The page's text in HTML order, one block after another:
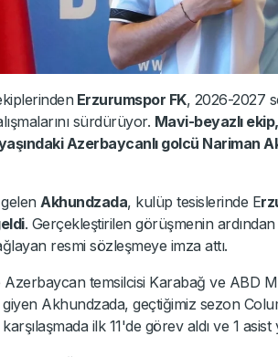
Erzurumspor FK, 2026-2027
sürdürüyor. Mavi-beyazlı
yaşındaki Azerbaycanlı golcü Nariman
Akhundzada, kulüp tesislerinde E
. Gerçekleştirilen görüşmenin
resmi sözleşmeye imza attı.
Azerbaycan temsilcisi Karabağ ve ABD
giyen Akhundzada, geçtiğimiz sezon
ilk 11'de görev aldı ve 1 asist